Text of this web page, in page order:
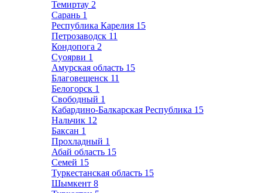
Темиртау 2
Сарань 1
Республика Карелия 15
Петрозаводск 11
Кондопога 2
Суоярви 1
Амурская область 15
Благовещенск 11
Белогорск 1
Свободный 1
Кабардино-Балкарская Республика 15
Нальчик 12
Баксан 1
Прохладный 1
Абай область 15
Семей 15
Туркестанская область 15
Шымкент 8